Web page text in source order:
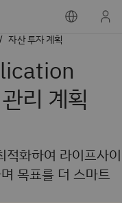
자산 투자 계획
리 계획
화하여 라이프사이
목표를 더 스마트